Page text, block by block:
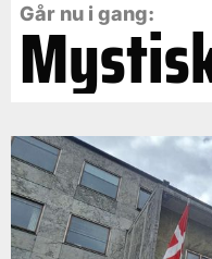
Går nu i gang: